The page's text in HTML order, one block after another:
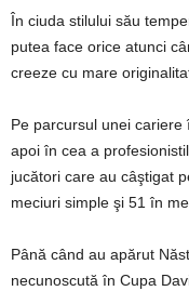
În ciuda stilului său
putea face orice atunci
creeze cu mare
Pe parcursul unei
apoi în cea a
jucători care au câştigat
meciuri simple şi 51 în
Până când au apărut
necunoscută în Cupa